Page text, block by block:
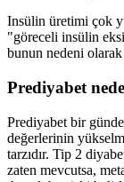
Insülin üretimi çok
"göreceli insülin
bunun nedeni olarak
Prediyabet
Prediyabet bir
değerlerinin
tarzıdır. Tip 2
zaten mevcutsa,